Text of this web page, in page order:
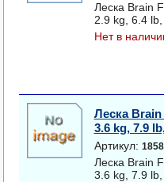
Леска Brain
2.9 kg, 6.4
Нет в
Леска Brain
3.6 kg, 7.9
Артикул:
Леска Brain
3.6 kg, 7.9